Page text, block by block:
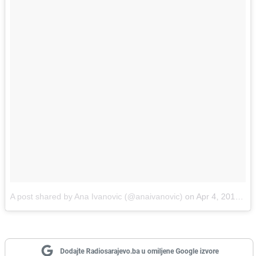
A post shared by Ana Ivanovic (@anaivanovic) on Apr 4, 2018 at 7:16am PDT
Dodajte Radiosarajevo.ba u omiljene Google izvore